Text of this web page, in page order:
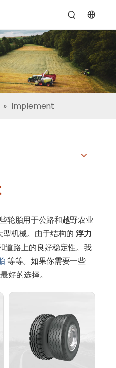
» Implement
轮胎用于公路和越野农业
型机械。由于结构的浮力
道路上的良好稳定性。我
等等。如果你需要一些
好的选择。